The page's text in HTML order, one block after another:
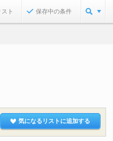
ト 保存中の条件
気になるリストに追加する